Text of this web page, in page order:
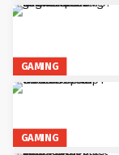
GAMING
GAMING